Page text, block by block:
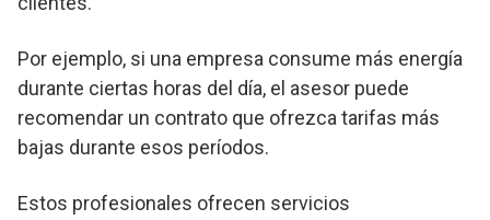
Por ejemplo, si una empresa consume más energía
durante ciertas horas del día, el asesor puede
recomendar un contrato que ofrezca tarifas más
bajas durante esos períodos.
Estos profesionales ofrecen servicios